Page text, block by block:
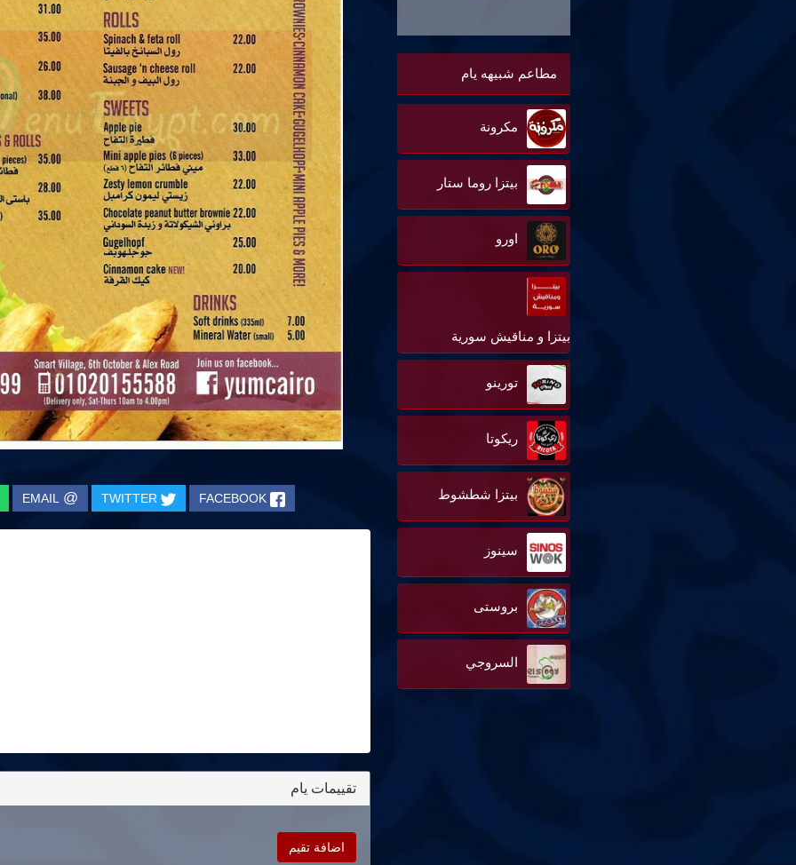
مطاعم شبيهه يام
مكرونة
بيتزا روما ستار
اورو
بيتزا و مناقيش سورية
تورينو
ريكوتا
بيتزا شطشوط
سينوز
بروستى
السروجي
FACEBOOK
TWITTER
@
EMAIL
تقييمات يام
اضافة تقيم